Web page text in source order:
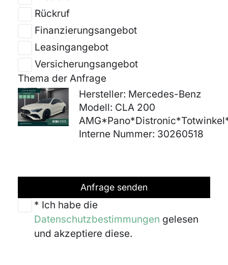
Rückruf
Finanzierungsangebot
Leasingangebot
Versicherungsangebot
Thema der Anfrage
Hersteller: Mercedes-Benz
Modell: CLA 200
Interne Nummer: 30260518
Anfrage senden
* Ich habe die
Datenschutzbestimmungen gelesen
und akzeptiere diese.